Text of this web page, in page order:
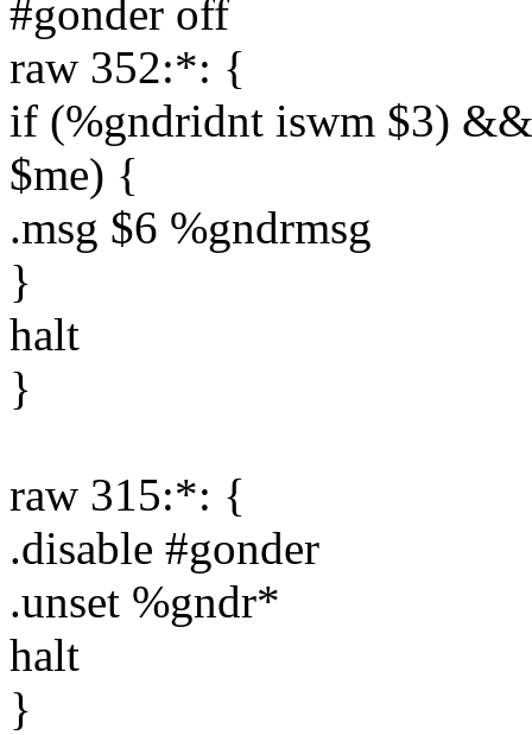
#gonder off
raw 352:*: {
if (%gndridnt iswm $3)
$me) {
.msg $6 %gndrmsg
}
halt
}
raw 315:*: {
.disable #gonder
.unset %gndr*
halt
}